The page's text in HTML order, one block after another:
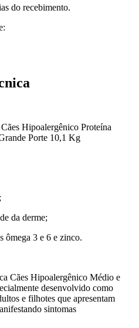
do recebimento.
Hipoalergênico Proteína
Porte 10,1 Kg
da derme;
ômega 3 e 6 e zinco.
Cães Hipoalergênico Médio e
desenvolvido como
e filhotes que apresentam
sintomas